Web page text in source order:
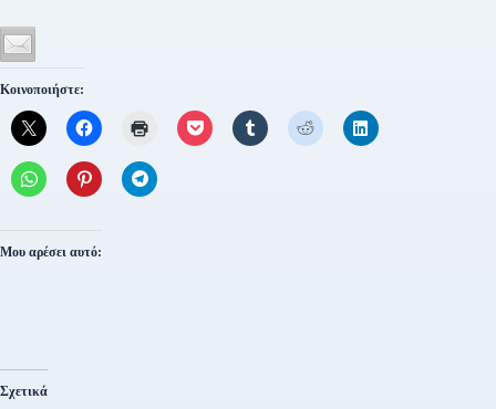
Κοινοποιήστε:
Μου αρέσει αυτό:
Σχετικά